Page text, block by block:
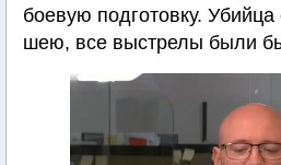
боевую подготовку.
шею, все выстрелы были